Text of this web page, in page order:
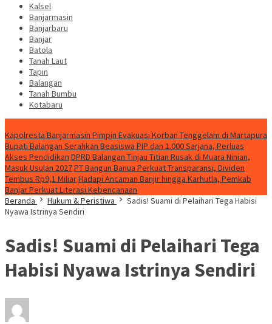
Kalsel
Banjarmasin
Banjarbaru
Banjar
Batola
Tanah Laut
Tapin
Balangan
Tanah Bumbu
Kotabaru
Kapolresta Banjarmasin Pimpin Evakuasi Korban Tenggelam di Martapura
Bupati Balangan Serahkan Beasiswa PIP dan 1.000 Sarjana, Perluas
Akses Pendidikan DPRD Balangan Tinjau Titian Rusak di Muara Ninian,
Masuk Usulan 2027PT Bangun Banua Perkuat Transparansi, Dividen
Tembus Rp9,1 MiliarHadapi Ancaman Banjir hingga Karhutla, Pemkab
Banjar Perkuat Literasi Kebencanaan
Beranda
Hukum & Peristiwa
Sadis! Suami di Pelaihari Tega Habisi
Nyawa Istrinya Sendiri
Sadis! Suami di Pelaihari Tega
Habisi Nyawa Istrinya Sendiri